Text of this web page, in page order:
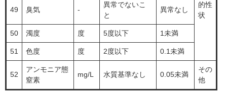
的性
状
49 臭気 -
異常でないこ
と
異常なし
50 濁度 度 5度以下 1未満
51 色度 度 2度以下 0.1未満
52
アンモニア態
窒素
mg/L 水質基準なし 0.05未満
その
他